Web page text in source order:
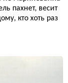
пахнет, весит
кто хоть раз